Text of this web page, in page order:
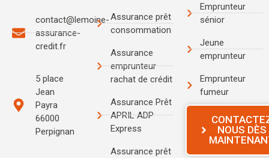
contact@lemoine-
assurance-
credit.fr
5 place
Jean
Payra
66000
Perpignan
Assurance prêt
consommation
Assurance
emprunteur
rachat de crédit
Assurance Prêt
APRIL ADP
Express
Assurance prêt
Emprunteur
sénior
Jeune
emprunteur
Emprunteur
fumeur
NOUS DÈS